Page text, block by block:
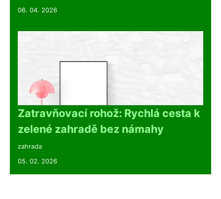
06. 04. 2026
Zatravňovací rohož: Rychlá cesta k
zelené zahradě bez námahy
zahrada
05. 02. 2026